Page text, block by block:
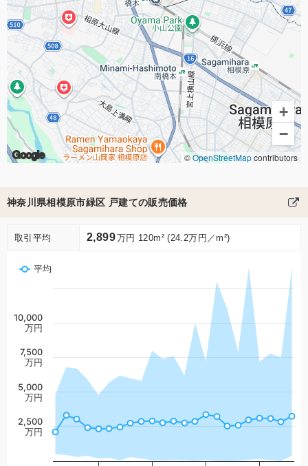
Google
+
−
©OpenStreetMapcontributors
神奈川県相模原市緑区 戸建ての販売価格
取引平均 2,899万円 120m² (24.2万円／m²)
平均
2,500
万円
5,000
万円
7,500
万円
10,000
万円